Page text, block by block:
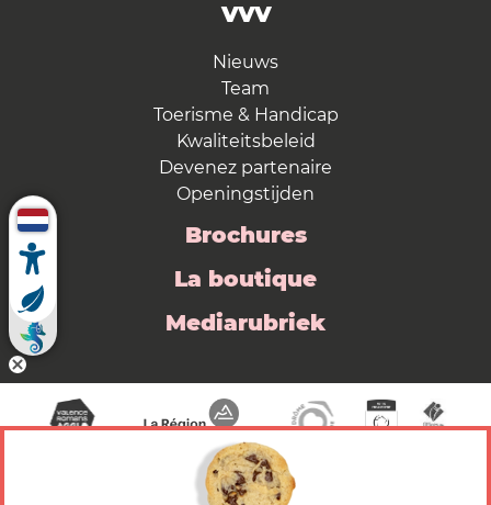
VVV
Nieuws
Team
Toerisme & Handicap
Kwaliteitsbeleid
Devenez partenaire
Openingstijden
Brochures
La boutique
Mediarubriek